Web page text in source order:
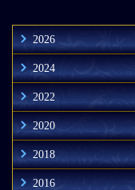
2026
2024
2022
2020
2018
2016